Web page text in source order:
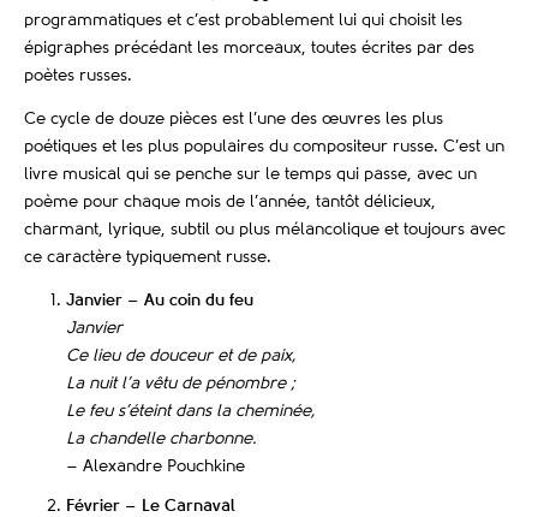
programmatiques et c’est probablement lui qui choisit les
épigraphes précédant les morceaux, toutes écrites par des
poètes russes.
Ce cycle de douze pièces est l’une des œuvres les plus
poétiques et les plus populaires du compositeur russe. C’est un
livre musical qui se penche sur le temps qui passe, avec un
poème pour chaque mois de l’année, tantôt délicieux,
charmant, lyrique, subtil ou plus mélancolique et toujours avec
ce caractère typiquement russe.
Janvier – Au coin du feu
Janvier
Ce lieu de douceur et de paix,
La nuit l’a vêtu de pénombre ;
Le feu s’éteint dans la cheminée,
La chandelle charbonne.
– Alexandre Pouchkine
Février – Le Carnaval